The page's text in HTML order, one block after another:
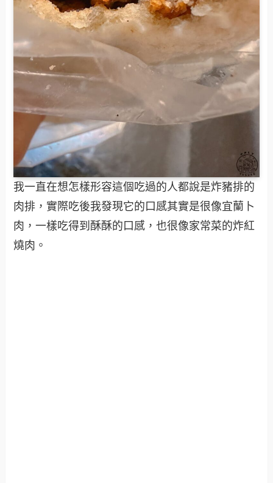
我一直在想怎樣形容這個吃過的人都說是炸豬排的
肉排，實際吃後我發現它的口感其實是很像宜蘭卜
肉，一樣吃得到酥酥的口感，也很像家常菜的炸紅
燒肉。